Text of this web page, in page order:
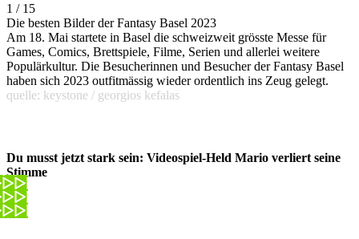
1 / 15
Die besten Bilder der Fantasy Basel 2023
Am 18. Mai startete in Basel die schweizweit grösste Messe für
Games, Comics, Brettspiele, Filme, Serien und allerlei weitere
Populärkultur. Die Besucherinnen und Besucher der Fantasy Basel
haben sich 2023 outfitmässig wieder ordentlich ins Zeug gelegt.
quelle: keystone / georgios kefalas
Du musst jetzt stark sein: Videospiel-Held Mario verliert seine
Stimme